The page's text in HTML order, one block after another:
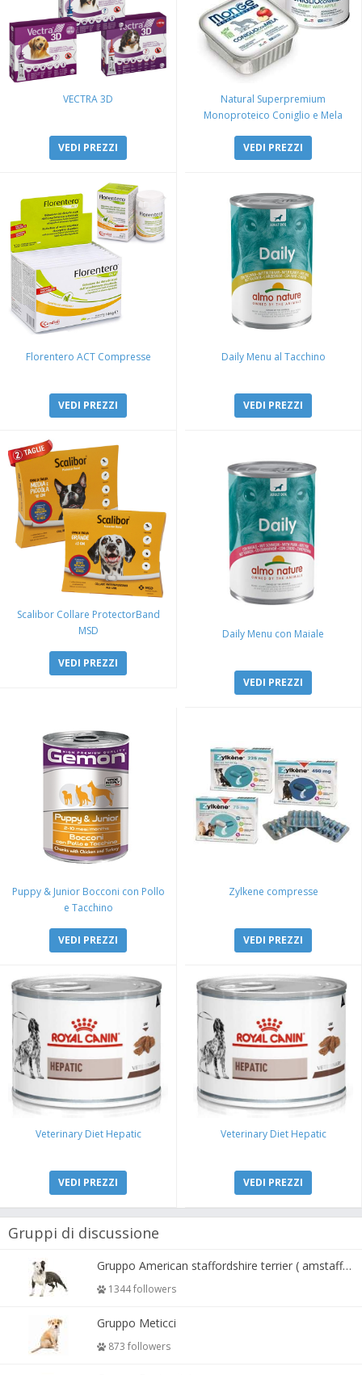
VECTRA 3D
VEDI PREZZI
Natural Superpremium
Monoproteico Coniglio e Mela
VEDI PREZZI
Florentero ACT Compresse
VEDI PREZZI
Daily Menu al Tacchino
VEDI PREZZI
Scalibor Collare ProtectorBand
MSD
VEDI PREZZI
Daily Menu con Maiale
VEDI PREZZI
Puppy & Junior Bocconi con Pollo
e Tacchino
VEDI PREZZI
Zylkene compresse
VEDI PREZZI
Veterinary Diet Hepatic
VEDI PREZZI
Veterinary Diet Hepatic
VEDI PREZZI
Gruppi di discussione
Gruppo American staffordshire terrier ( amstaff, amastaff )
1344 followers
Gruppo Meticci
873 followers